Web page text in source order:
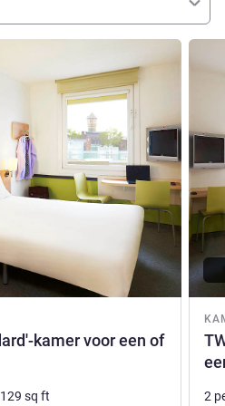
kamer voor een of
129 sq ft
Meer
2